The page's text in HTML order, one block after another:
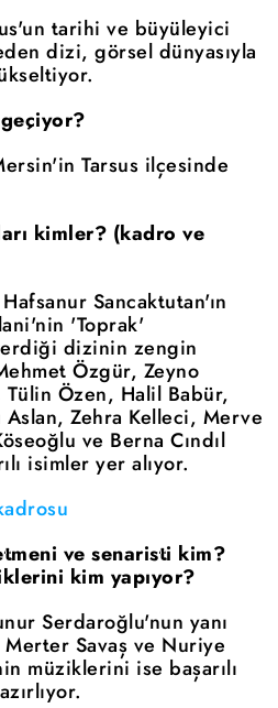
tarihi ve büyüleyici
dizi, görsel dünyasıyla
Tarsus ilçesinde
kimler? (kadro ve
Sancaktutan'ın
'Toprak'
dizinin zengin
Özgür, Zeyno
Özen, Halil Babür,
Zehra Kelleci, Merve
ve Berna Cındıl
isimler yer alıyor.
ve senaristi kim?
kim yapıyor?
Serdaroğlu'nun yanı
Savaş ve Nuriye
müziklerini ise başarılı